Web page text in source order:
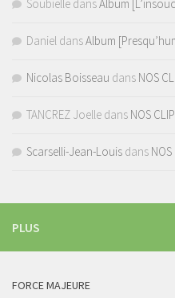
Soubielle dansAlbum
Daniel dansAlbum
Nicolas Boisseau dans NOS
TANCREZ Joelle dans NOS
Scarselli-Jean-Louis dans
PLUS
FORCE MAJEURE